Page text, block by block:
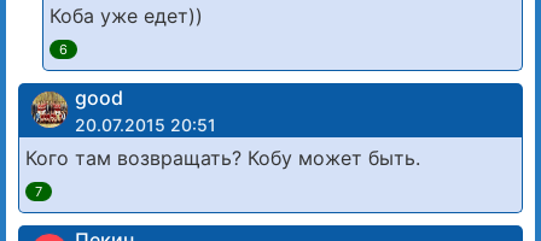
Коба уже едет))
6
good
20.07.2015 20:51
Кого там возвращать? Кобу может быть.
7